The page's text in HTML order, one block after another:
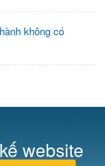
không có
website